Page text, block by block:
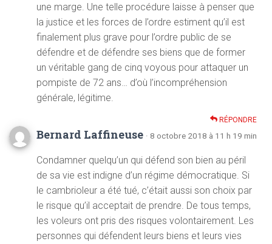
une marge. Une telle procédure laisse à penser que
la justice et les forces de l’ordre estiment qu’il est
finalement plus grave pour l’ordre public de se
défendre et de défendre ses biens que de former
un véritable gang de cinq voyous pour attaquer un
pompiste de 72 ans… d’où l’incompréhension
générale, légitime.
RÉPONDRE
Bernard Laffineuse · 8 octobre 2018 à 11 h 19 min
Condamner quelqu’un qui défend son bien au péril
de sa vie est indigne d’un régime démocratique. Si
le cambrioleur a été tué, c’était aussi son choix par
le risque qu’il acceptait de prendre. De tous temps,
les voleurs ont pris des risques volontairement. Les
personnes qui défendent leurs biens et leurs vies